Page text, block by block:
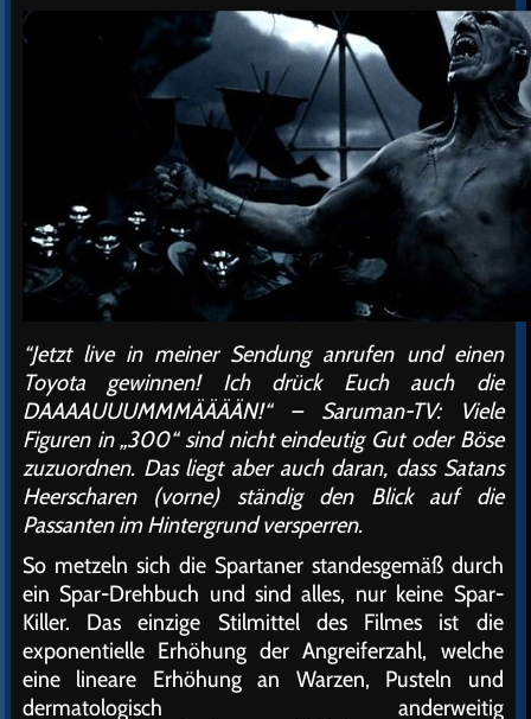
“Jetzt live in meiner Sendung anrufen und einen
Toyota gewinnen! Ich drück Euch auch die
DAAAAUUUMMMÄÄÄÄN!“ – Saruman-TV: Viele
Figuren in „300“ sind nicht eindeutig Gut oder Böse
zuzuordnen. Das liegt aber auch daran, dass Satans
Heerscharen (vorne) ständig den Blick auf die
Passanten im Hintergrund versperren.
So metzeln sich die Spartaner standesgemäß durch
ein Spar-Drehbuch und sind alles, nur keine Spar-
Killer. Das einzige Stilmittel des Filmes ist die
exponentielle Erhöhung der Angreiferzahl, welche
eine lineare Erhöhung an Warzen, Pusteln und
dermatologisch anderweitig